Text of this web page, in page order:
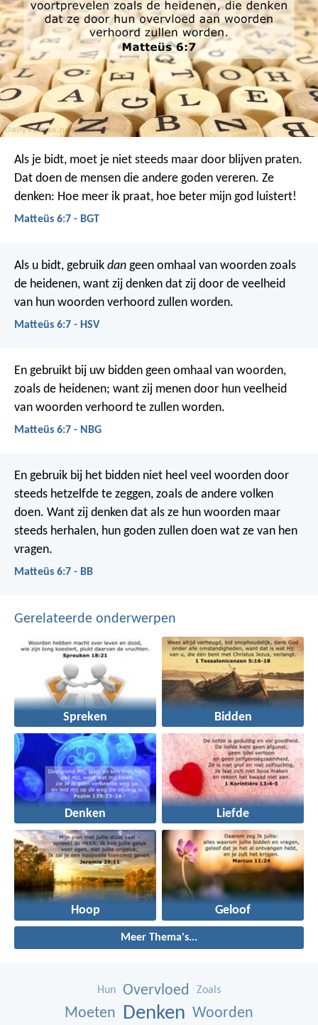
Als je bidt, moet je niet steeds maar door blijven praten.
Dat doen de mensen die andere goden vereren. Ze
denken: Hoe meer ik praat, hoe beter mijn god luistert!
Matteüs 6:7 - BGT
Als u bidt, gebruik dan geen omhaal van woorden zoals
de heidenen, want zij denken dat zij door de veelheid
van hun woorden verhoord zullen worden.
Matteüs 6:7 - HSV
En gebruikt bij uw bidden geen omhaal van woorden,
zoals de heidenen; want zij menen door hun veelheid
van woorden verhoord te zullen worden.
Matteüs 6:7 - NBG
En gebruik bij het bidden niet heel veel woorden door
steeds hetzelfde te zeggen, zoals de andere volken
doen. Want zij denken dat als ze hun woorden maar
steeds herhalen, hun goden zullen doen wat ze van hen
vragen.
Matteüs 6:7 - BB
Gerelateerde onderwerpen
Spreken Bidden
Denken Liefde
Hoop Geloof
Meer Thema's...
Hun Overvloed Zoals
Moeten Denken Woorden